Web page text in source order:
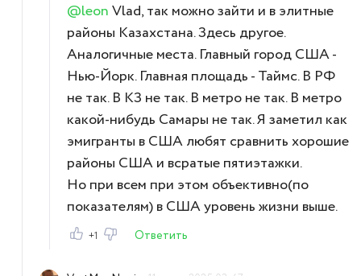
@leonVlad, так можно зайти и в элитные
районы Казахстана. Здесь другое.
Аналогичные места. Главный город США -
Нью-Йорк. Главная площадь - Таймс. В РФ
не так. В КЗ не так. В метро не так. В метро
какой-нибудь Самары не так. Я заметил как
эмигранты в США любят сравнить хорошие
районы США и всратые пятиэтажки.
Но при всем при этом объективно(по
показателям) в США уровень жизни выше.
+1 Ответить